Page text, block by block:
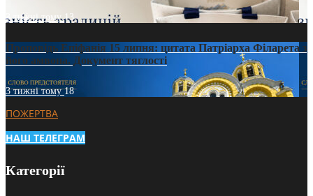
3 тижні тому13
Проповідь Епіфанія 15 липня: цитата Патріарха Філарета з
його амвона. Документ тяглості
3 тижні тому18
ПОЖЕРТВА
НАШ ТЕЛЕГРАМ
Категорії